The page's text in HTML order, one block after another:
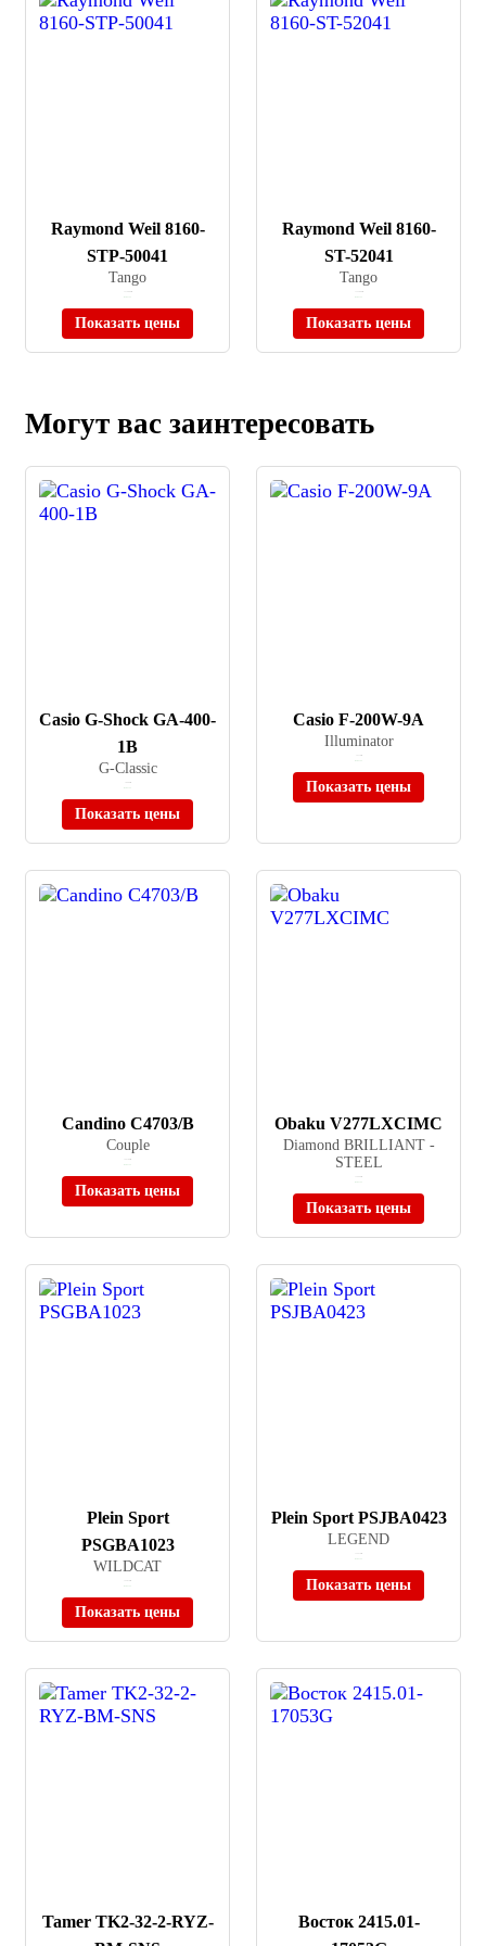
Raymond Weil 8160-
STP-50041
Tango
Показать цены
Raymond Weil 8160-
ST-52041
Tango
Показать цены
Могут вас заинтересовать
Casio G-Shock GA-400-
1B
G-Classic
Показать цены
Casio F-200W-9A
Illuminator
Показать цены
Candino C4703/B
Couple
Показать цены
Obaku V277LXCIMC
Diamond BRILLIANT -
STEEL
Показать цены
Plein Sport
PSGBA1023
WILDCAT
Показать цены
Plein Sport PSJBA0423
LEGEND
Показать цены
Tamer TK2-32-2-RYZ-
Восток 2415.01-